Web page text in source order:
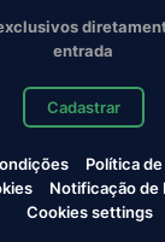
entrada
Cadastrar
Política
Notificação de
Cookies settings